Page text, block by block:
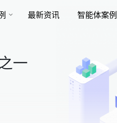
最新资讯 智能体案例
一